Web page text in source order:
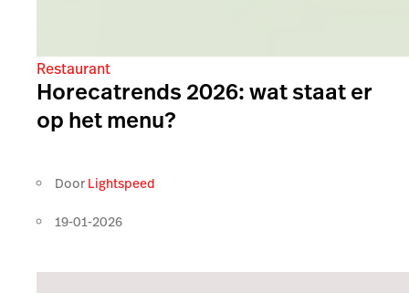
Restaurant
Horecatrends 2026: wat staat er
op het menu?
Door Lightspeed
19-01-2026